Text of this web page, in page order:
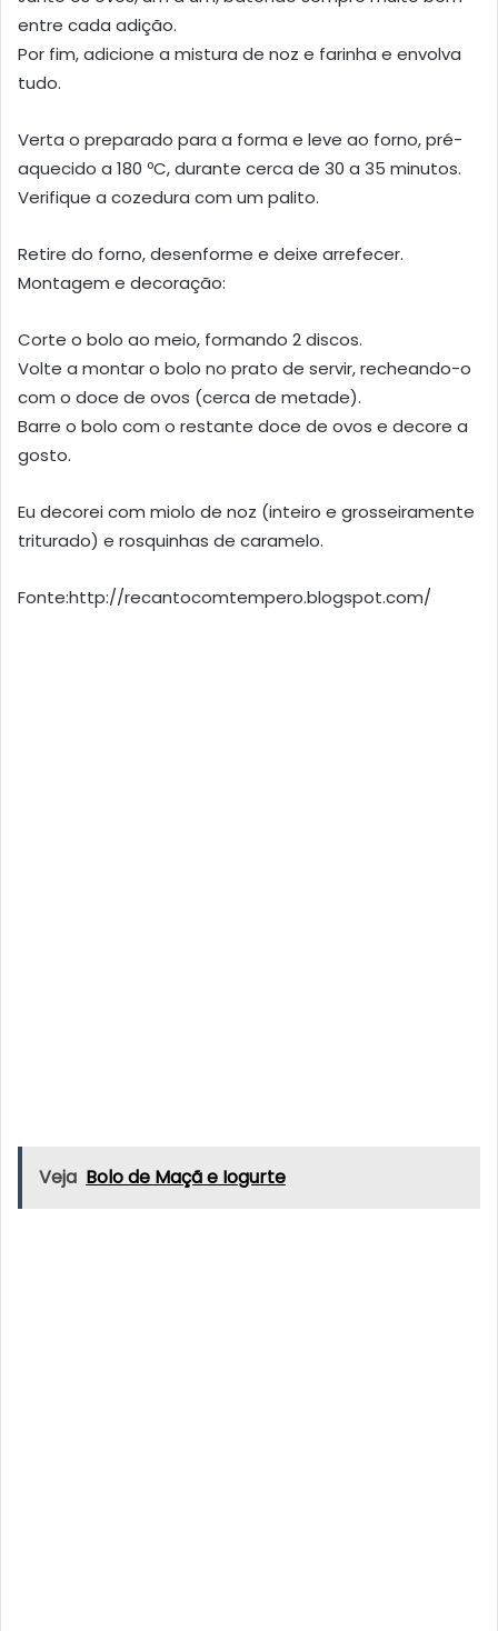
entre cada adição.
Por fim, adicione a mistura de noz e farinha e envolva
tudo.
Verta o preparado para a forma e leve ao forno, pré-
aquecido a 180 ºC, durante cerca de 30 a 35 minutos.
Verifique a cozedura com um palito.
Retire do forno, desenforme e deixe arrefecer.
Montagem e decoração:
Corte o bolo ao meio, formando 2 discos.
Volte a montar o bolo no prato de servir, recheando-o
com o doce de ovos (cerca de metade).
Barre o bolo com o restante doce de ovos e decore a
gosto.
Eu decorei com miolo de noz (inteiro e grosseiramente
triturado) e rosquinhas de caramelo.
Fonte:http://recantocomtempero.blogspot.com/
Veja Bolo de Maçã e Iogurte